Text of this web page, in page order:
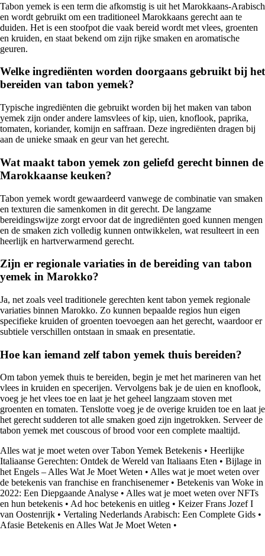
Tabon yemek is een term die afkomstig is uit het Marokkaans-Arabisch
en wordt gebruikt om een traditioneel Marokkaans gerecht aan te
duiden. Het is een stoofpot die vaak bereid wordt met vlees, groenten
en kruiden, en staat bekend om zijn rijke smaken en aromatische
geuren.
Welke ingrediënten worden doorgaans gebruikt bij het
bereiden van tabon yemek?
Typische ingrediënten die gebruikt worden bij het maken van tabon
yemek zijn onder andere lamsvlees of kip, uien, knoflook, paprika,
tomaten, koriander, komijn en saffraan. Deze ingrediënten dragen bij
aan de unieke smaak en geur van het gerecht.
Wat maakt tabon yemek zon geliefd gerecht binnen de
Marokkaanse keuken?
Tabon yemek wordt gewaardeerd vanwege de combinatie van smaken
en texturen die samenkomen in dit gerecht. De langzame
bereidingswijze zorgt ervoor dat de ingrediënten goed kunnen mengen
en de smaken zich volledig kunnen ontwikkelen, wat resulteert in een
heerlijk en hartverwarmend gerecht.
Zijn er regionale variaties in de bereiding van tabon
yemek in Marokko?
Ja, net zoals veel traditionele gerechten kent tabon yemek regionale
variaties binnen Marokko. Zo kunnen bepaalde regios hun eigen
specifieke kruiden of groenten toevoegen aan het gerecht, waardoor er
subtiele verschillen ontstaan in smaak en presentatie.
Hoe kan iemand zelf tabon yemek thuis bereiden?
Om tabon yemek thuis te bereiden, begin je met het marineren van het
vlees in kruiden en specerijen. Vervolgens bak je de uien en knoflook,
voeg je het vlees toe en laat je het geheel langzaam stoven met
groenten en tomaten. Tenslotte voeg je de overige kruiden toe en laat je
het gerecht sudderen tot alle smaken goed zijn ingetrokken. Serveer de
tabon yemek met couscous of brood voor een complete maaltijd.
Alles wat je moet weten over Tabon Yemek Betekenis • Heerlijke
Italiaanse Gerechten: Ontdek de Wereld van Italiaans Eten • Bijlage in
het Engels – Alles Wat Je Moet Weten • Alles wat je moet weten over
de betekenis van franchise en franchisenemer• Betekenis van Woke in
2022: Een Diepgaande Analyse • Alles wat je moet weten over NFTs
en hun betekenis • Ad hoc betekenis en uitleg • Keizer Frans Jozef I
van Oostenrijk • Vertaling Nederlands Arabisch: Een Complete Gids •
Afasie Betekenis en Alles Wat Je Moet Weten •